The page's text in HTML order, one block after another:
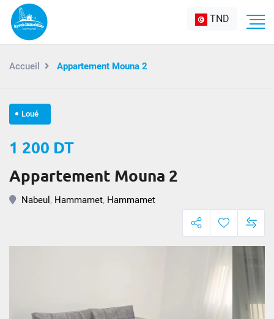
TND
Accueil Appartement Mouna 2
Loué
1 200 DT
Appartement Mouna 2
Nabeul , Hammamet, Hammamet